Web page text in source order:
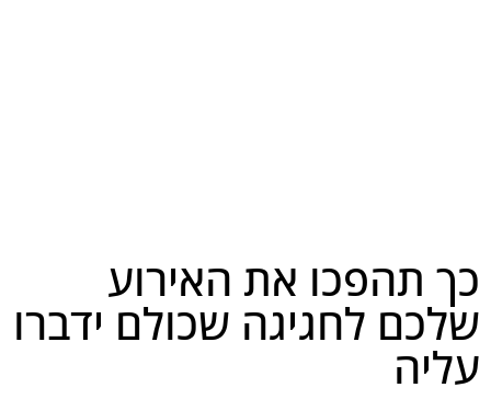
כך תהפכו את האירוע
שלכם לחגיגה שכולם ידברו
עליה